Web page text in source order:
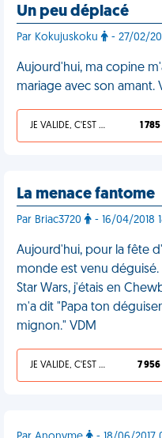
Un peu déplacé
Par Kokujuskoku - 27/02/
Aujourd'hui, ma copine
mariage avec son amant.
JE VALIDE, C'EST UNE VDM 1 785
La menace fantome
Par Briac3720 - 16/04/2018
Aujourd'hui, pour la fête
monde est venu
Star Wars, j'étais en
m'a dit "Papa ton
mignon." VDM
JE VALIDE, C'EST UNE VDM 7 956